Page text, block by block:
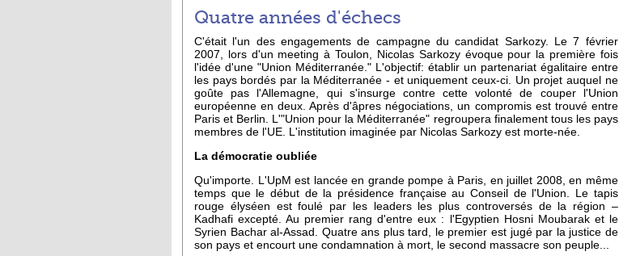
Quatre années d'échecs
C'était l'un des engagements de campagne du candidat Sarkozy. Le 7 février
2007, lors d'un meeting à Toulon, Nicolas Sarkozy évoque pour la première fois
l'idée d'une "Union Méditerranée." L'objectif: établir un partenariat égalitaire entre
les pays bordés par la Méditerranée - et uniquement ceux-ci. Un projet auquel ne
goûte pas l'Allemagne, qui s'insurge contre cette volonté de couper l'Union
européenne en deux. Après d'âpres négociations, un compromis est trouvé entre
Paris et Berlin. L'"Union pour la Méditerranée" regroupera finalement tous les pays
membres de l'UE. L'institution imaginée par Nicolas Sarkozy est morte-née.
La démocratie oubliée
Qu'importe. L'UpM est lancée en grande pompe à Paris, en juillet 2008, en même
temps que le début de la présidence française au Conseil de l'Union. Le tapis
rouge élyséen est foulé par les leaders les plus controversés de la région –
Kadhafi excepté. Au premier rang d'entre eux : l'Egyptien Hosni Moubarak et le
Syrien Bachar al-Assad. Quatre ans plus tard, le premier est jugé par la justice de
son pays et encourt une condamnation à mort, le second massacre son peuple...